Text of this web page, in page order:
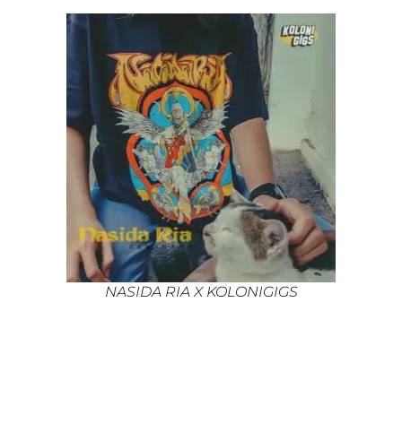
NASIDA RIA X KOLONIGIGS